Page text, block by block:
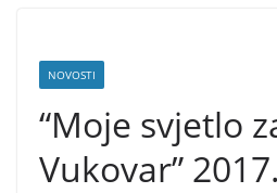
NOVOSTI
“Moje svjetlo
Vukovar” 2017.